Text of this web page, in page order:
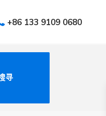
+86 133 9109 0680